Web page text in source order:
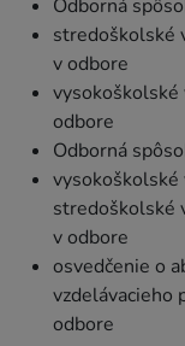
Odborná
stredoškolské
v odbore
vysokoškolské
odbore
Odborná
vysokoškolské
stredoškolské
v odbore
osvedčenie o
vzdelávacieho
odbore